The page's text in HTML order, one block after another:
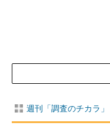
週刊「調査のチカラ